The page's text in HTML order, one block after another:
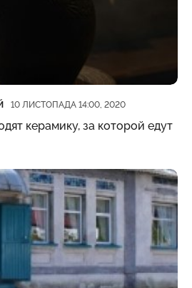
10 ЛИСТОПАДА 14:00, 2020
керамику, за которой едут